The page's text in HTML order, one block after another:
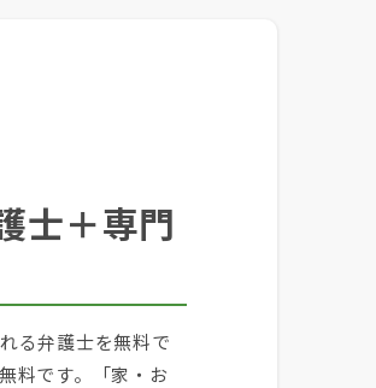
士＋専門
る弁護士を無料で
料です。「家・お